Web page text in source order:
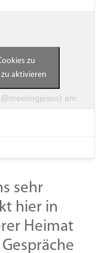
am
zu
aktivieren
sehr
hier in
Heimat